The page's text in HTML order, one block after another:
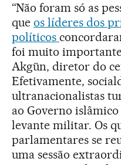
“Não foram só as
que os líderes dos
políticos
foi muito
Akgün, diretor do
Efetivamente,
ultranacionalistas
ao Governo
levante militar. Os
parlamentares se
uma sessão